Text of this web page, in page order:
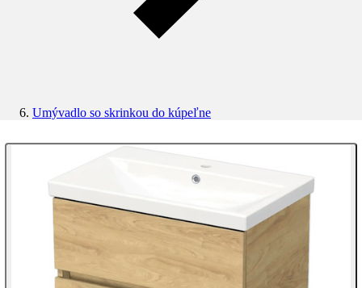
Umývadlo so skrinkou do kúpeľne